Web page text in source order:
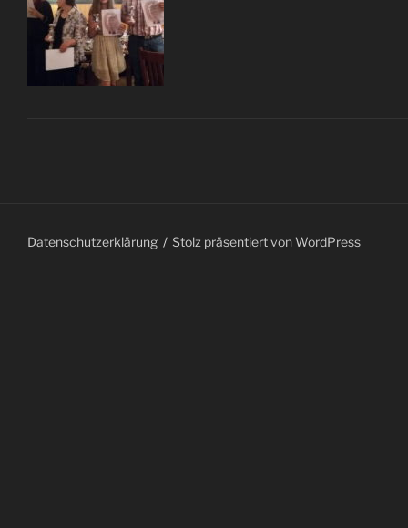
Datenschutzerklärung Stolz präsentiert von WordPress